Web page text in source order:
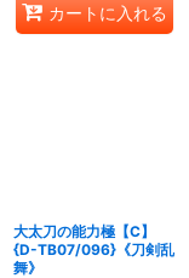
カートに入れる
大太刀の能力極【C】
{D-TB07/096}《刀剣乱
舞》